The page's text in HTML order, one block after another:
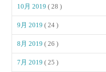
10月 2019( 28 )
9月 2019( 24 )
8月 2019( 26 )
7月 2019( 25 )